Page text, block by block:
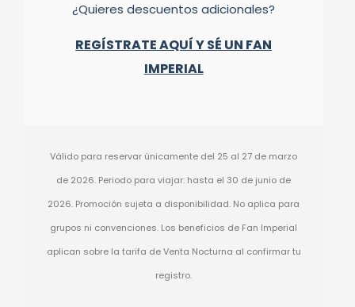
¿Quieres descuentos adicionales?
REGÍSTRATE AQUÍ Y SÉ UN FAN
IMPERIAL
Válido para reservar únicamente del 25 al 27 de marzo
de 2026. Periodo para viajar: hasta el 30 de junio de
2026. Promoción sujeta a disponibilidad. No aplica para
grupos ni convenciones. Los beneficios de Fan Imperial
aplican sobre la tarifa de Venta Nocturna al confirmar tu
registro.